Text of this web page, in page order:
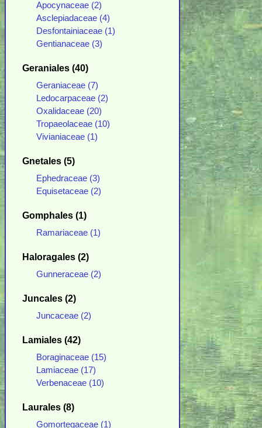
Apocynaceae (2)
Asclepiadaceae (4)
Desfontainiaceae (1)
Gentianaceae (3)
Geraniales (40)
Geraniaceae (7)
Ledocarpaceae (2)
Oxalidaceae (20)
Tropaeolaceae (10)
Vivianiaceae (1)
Gnetales (5)
Ephedraceae (3)
Equisetaceae (2)
Gomphales (1)
Ramariaceae (1)
Haloragales (2)
Gunneraceae (2)
Juncales (2)
Juncaceae (2)
Lamiales (42)
Boraginaceae (15)
Lamiaceae (17)
Verbenaceae (10)
Laurales (8)
Gomortegaceae (1)